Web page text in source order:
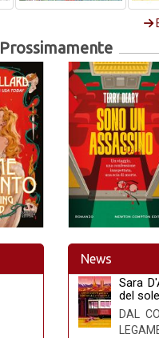
Prossimamente
News
Sara
del sole
DAL